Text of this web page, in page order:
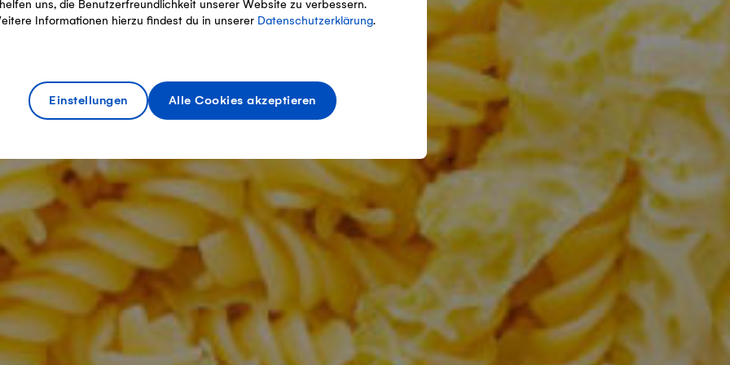
uns, die Benutzerfreundlichkeit unserer Website zu verbessern.
Informationen hierzu findest du in unserer Datenschutzerklärung.
Einstellungen Alle Cookies akzeptieren